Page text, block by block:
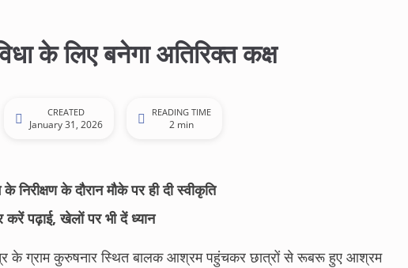
के लिए बनेगा अतिरिक्त कक्ष
CREATED
January 31, 2026
READING TIME
2 min
के दौरान मौके पर ही दी स्वीकृति
पढ़ाई, खेलों पर भी दें ध्यान
के ग्राम कुरुषनार स्थित बालक आश्रम पहुंचकर छात्रों से रूबरू हुए आश्रम